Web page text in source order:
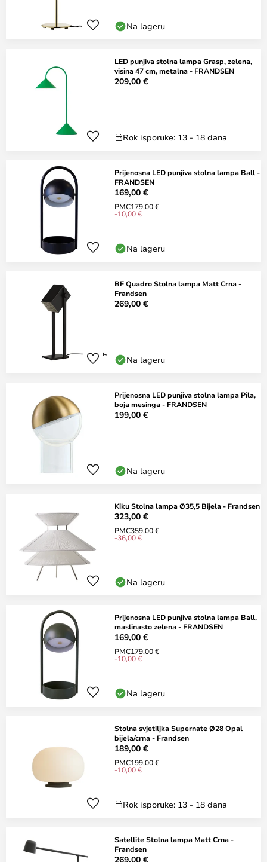
Na lageru
LED punjiva stolna lampa Grasp, zelena,
visina 47 cm, metalna - FRANDSEN
209,00 €
Rok isporuke: 13 - 18 dana
Prijenosna LED punjiva stolna lampa Ball -
FRANDSEN
169,00 €
PMC179,00 €
-10,00 €
Na lageru
BF Quadro Stolna lampa Matt Crna -
Frandsen
269,00 €
Na lageru
Prijenosna LED punjiva stolna lampa Pila,
boja mesinga - FRANDSEN
199,00 €
Na lageru
Kiku Stolna lampa Ø35,5 Bijela - Frandsen
323,00 €
PMC359,00 €
-36,00 €
Na lageru
Prijenosna LED punjiva stolna lampa Ball,
maslinasto zelena - FRANDSEN
169,00 €
PMC179,00 €
-10,00 €
Na lageru
Stolna svjetiljka Supernate Ø28 Opal
bijela/crna - Frandsen
189,00 €
PMC199,00 €
-10,00 €
Rok isporuke: 13 - 18 dana
Satellite Stolna lampa Matt Crna -
Frandsen
269,00 €